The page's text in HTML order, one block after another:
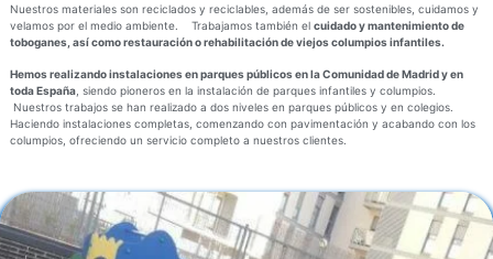
Nuestros materiales son reciclados y reciclables, además de ser sostenibles, cuidamos y
velamos por el medio ambiente. Trabajamos también el cuidado y mantenimiento de
toboganes, así como restauración o rehabilitación de viejos columpios infantiles.
Hemos realizando instalaciones en parques públicos en la Comunidad de Madrid y en
toda España, siendo pioneros en la instalación de parques infantiles y columpios.
Nuestros trabajos se han realizado a dos niveles en parques públicos y en colegios.
Haciendo instalaciones completas, comenzando con pavimentación y acabando con los
columpios, ofreciendo un servicio completo a nuestros clientes.